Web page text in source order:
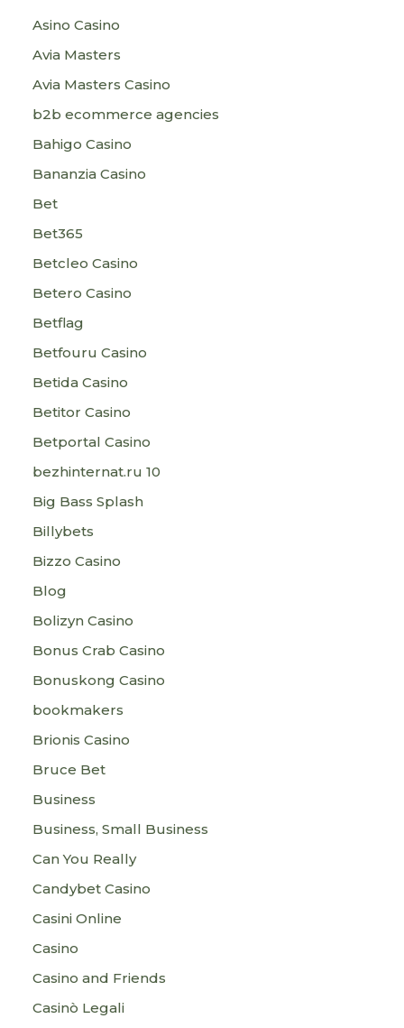
Asino Casino
Avia Masters
Avia Masters Casino
b2b ecommerce agencies
Bahigo Casino
Bananzia Casino
Bet
Bet365
Betcleo Casino
Betero Casino
Betflag
Betfouru Casino
Betida Casino
Betitor Casino
Betportal Casino
bezhinternat.ru 10
Big Bass Splash
Billybets
Bizzo Casino
Blog
Bolizyn Casino
Bonus Crab Casino
Bonuskong Casino
bookmakers
Brionis Casino
Bruce Bet
Business
Business, Small Business
Can You Really
Candybet Casino
Casini Online
Casino
Casino and Friends
Casinò Legali